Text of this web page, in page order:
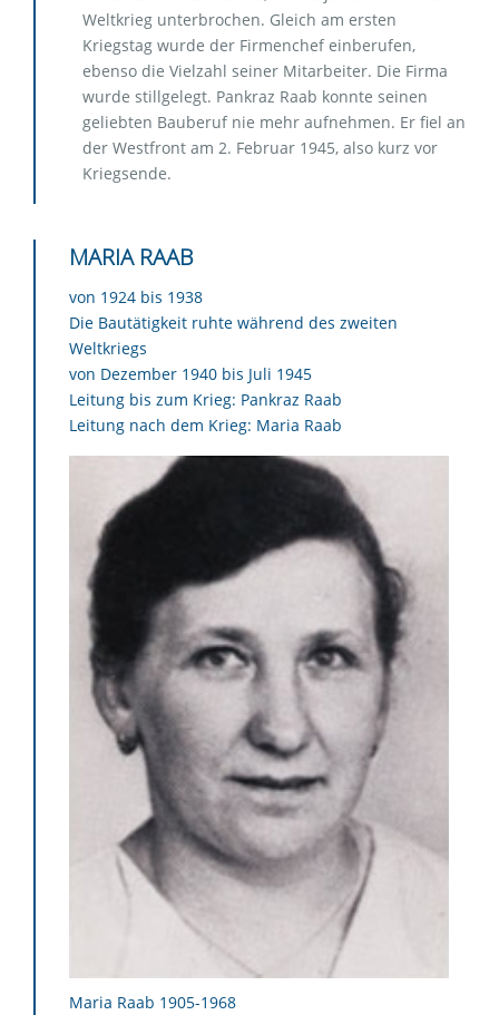
Weltkrieg unterbrochen. Gleich am ersten
Kriegstag wurde der Firmenchef einberufen,
ebenso die Vielzahl seiner Mitarbeiter. Die Firma
wurde stillgelegt. Pankraz Raab konnte seinen
geliebten Bauberuf nie mehr aufnehmen. Er fiel an
der Westfront am 2. Februar 1945, also kurz vor
Kriegsende.
MARIA RAAB
von 1924 bis 1938
Die Bautätigkeit ruhte während des zweiten
Weltkriegs
von Dezember 1940 bis Juli 1945
Leitung bis zum Krieg: Pankraz Raab
Leitung nach dem Krieg: Maria Raab
Maria Raab 1905-1968